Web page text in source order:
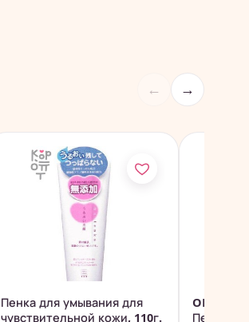
← →
Пенка для умывания для
чувствительной кожи, 110г.
ON:The
Пенка